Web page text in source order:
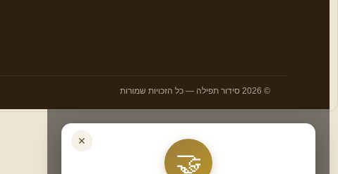
© 2026 סידור תפילה — כל הזכויות שמורות
✕
🤝